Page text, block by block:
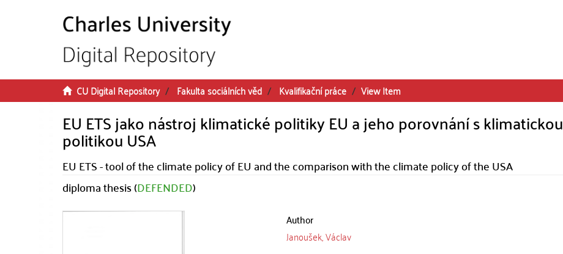
CU Digital Repository Fakulta sociálních věd Kvalifikační práce View Item
EU ETS jako nástroj klimatické politiky EU a jeho porovnání s klimatickou
politikou USA
EU ETS - tool of the climate policy of EU and the comparison with the climate policy of the USA
diploma thesis (DEFENDED)
Author
Janoušek, Václav